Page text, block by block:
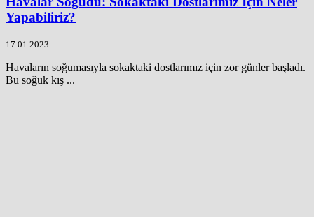
Yapabiliriz?
17.01.2023
Havaların soğumasıyla sokaktaki dostlarımız için zor günler başladı.
Bu soğuk kış ...